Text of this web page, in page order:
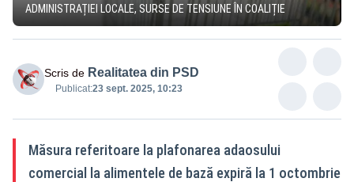
ADMINISTRAȚIEI LOCALE, SURSE DE TENSIUNE ÎN COALIȚIE
Scris de Realitatea din PSD
Publicat:23 sept. 2025, 10:23
Măsura referitoare la plafonarea adaosului
comercial la alimentele de bază expiră la 1 octombrie